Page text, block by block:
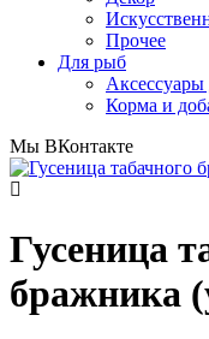
Прочее
Для рыб
Аксессуары
Корма и
Мы ВКонтакте
Гусеница
бражника